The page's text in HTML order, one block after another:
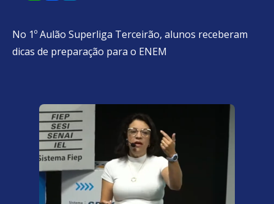
No 1º Aulão Superliga Terceirão, alunos receberam
dicas de preparação para o ENEM